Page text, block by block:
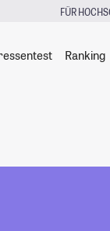
FÜR
Ranking